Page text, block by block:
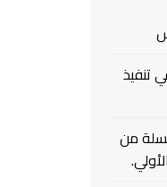
تنفيذ
من